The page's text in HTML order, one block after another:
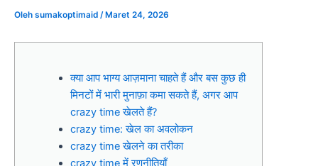
Oleh sumakoptimaid / Maret 24, 2026
क्या आप भाग्य आज़माना चाहते हैं और बस कुछ ही
मिनटों में भारी मुनाफ़ा कमा सकते हैं, अगर आप
crazy time खेलते हैं?
crazy time: खेल का अवलोकन
crazy time खेलने का तरीका
crazy time में रणनीतियाँ